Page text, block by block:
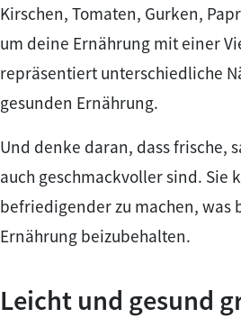
Kirschen, Tomaten, Gurken,
um deine Ernährung mit einer
repräsentiert unterschiedliche
gesunden Ernährung.
Und denke daran, dass frische,
auch geschmackvoller sind.
befriedigender zu machen, was
Ernährung beizubehalten.
Leicht und gesund